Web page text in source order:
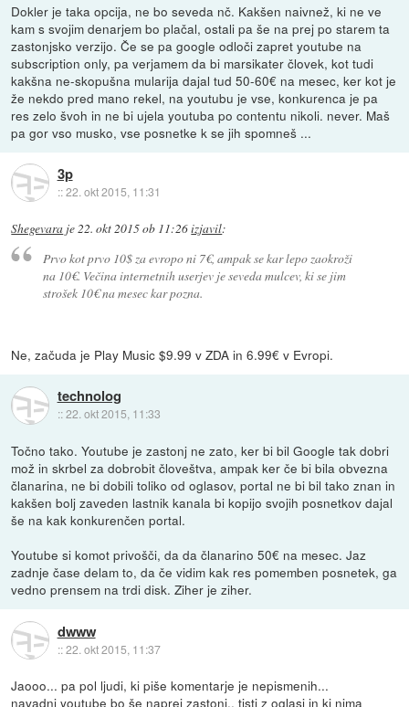
Dokler je taka opcija, ne bo seveda nč. Kakšen naivnež, ki ne ve
kam s svojim denarjem bo plačal, ostali pa še na prej po starem ta
zastonjsko verzijo. Če se pa google odloči zapret youtube na
subscription only, pa verjamem da bi marsikater človek, kot tudi
kakšna ne-skopušna mularija dajal tud 50-60€ na mesec, ker kot je
že nekdo pred mano rekel, na youtubu je vse, konkurenca je pa
res zelo švoh in ne bi ujela youtuba po contentu nikoli. never. Maš
pa gor vso musko, vse posnetke k se jih spomneš ...
3p
::22. okt 2015, 11:31
Shegevara je22. okt 2015 ob 11:26izjavil:
Prvo kot prvo 10$ za evropo ni 7€, ampak se kar lepo zaokroži
na 10€. Večina internetnih userjev je seveda mulcev, ki se jim
strošek 10€ na mesec kar pozna.
Ne, začuda je Play Music $9.99 v ZDA in 6.99€ v Evropi.
technolog
::22. okt 2015, 11:33
Točno tako. Youtube je zastonj ne zato, ker bi bil Google tak dobri
mož in skrbel za dobrobit človeštva, ampak ker če bi bila obvezna
članarina, ne bi dobili toliko od oglasov, portal ne bi bil tako znan in
kakšen bolj zaveden lastnik kanala bi kopijo svojih posnetkov dajal
še na kak konkurenčen portal.
Youtube si komot privošči, da da članarino 50€ na mesec. Jaz
zadnje čase delam to, da če vidim kak res pomemben posnetek, ga
vedno prensem na trdi disk. Ziher je ziher.
dwww
::22. okt 2015, 11:37
Jaooo... pa pol ljudi, ki piše komentarje je nepismenih...
navadni youtube bo še naprej zastonj.. tisti z oglasi in ki nima